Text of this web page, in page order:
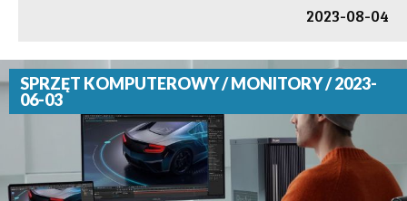
2023-08-04
SPRZĘT KOMPUTEROWY / MONITORY / 2023-
06-03